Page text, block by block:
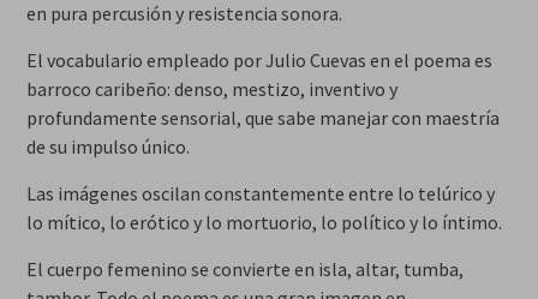
en pura percusión y resistencia sonora.
El vocabulario empleado por Julio Cuevas en el poema es
barroco caribeño: denso, mestizo, inventivo y
profundamente sensorial, que sabe manejar con maestría
de su impulso único.
Las imágenes oscilan constantemente entre lo telúrico y
lo mítico, lo erótico y lo mortuorio, lo político y lo íntimo.
El cuerpo femenino se convierte en isla, altar, tumba,